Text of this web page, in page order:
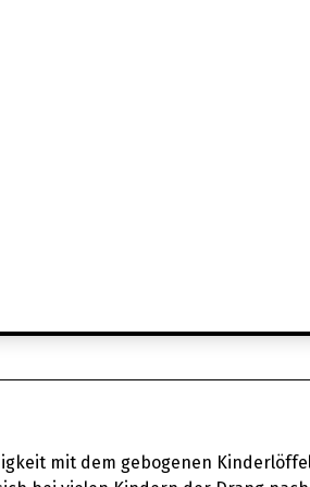
mit dem gebogenen